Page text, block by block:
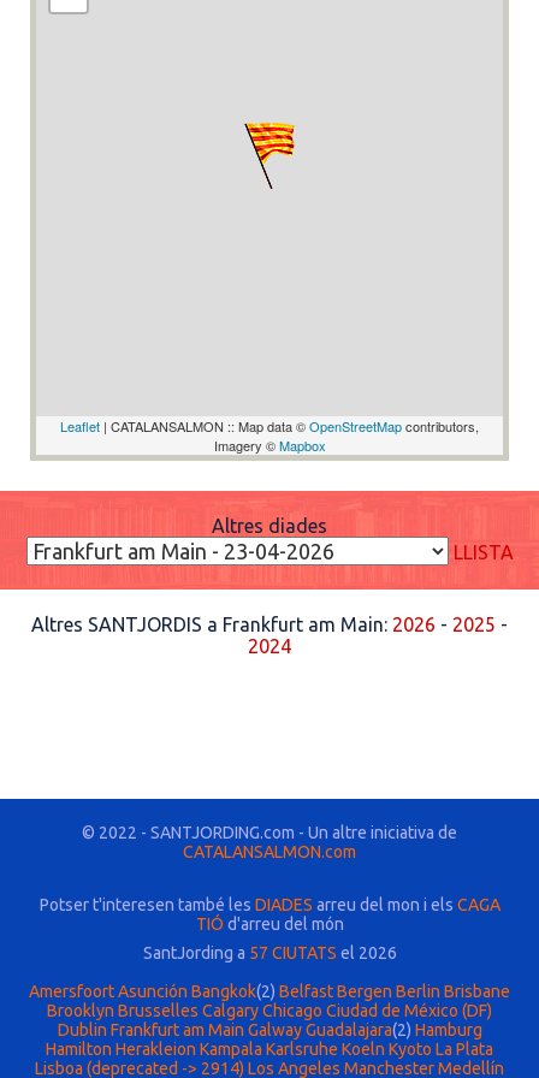
Leaflet | CATALANSALMON :: Map data ©OpenStreetMapcontributors,
Imagery ©Mapbox
Altres diades
LLISTA
Altres SANTJORDIS a Frankfurt am Main: 2026 - 2025 -
2024
© 2022 - SANTJORDING.com - Un altre iniciativa de
CATALANSALMON.com
Potser t'interesen també les DIADES arreu del mon i els CAGA
TIÓ d'arreu del món
SantJording a 57 CIUTATS el 2026
AmersfoortAsunción Bangkok(2) BelfastBergen Berlin Brisbane
Brooklyn Brusselles CalgaryChicago Ciudad de México (DF)
Dublin Frankfurt am Main Galway Guadalajara(2) Hamburg
Hamilton Herakleion Kampala Karlsruhe Koeln Kyoto La Plata
Lisboa (deprecated -> 2914) Los Angeles ManchesterMedellín